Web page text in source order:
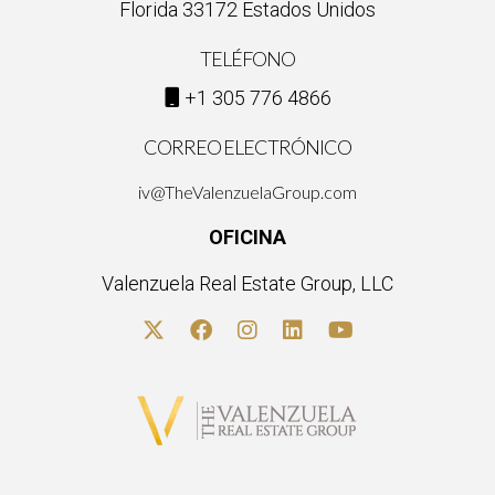
Florida 33172 Estados Unidos
TELÉFONO
+1 305 776 4866
CORREO ELECTRÓNICO
iv@TheValenzuelaGroup.com
OFICINA
Valenzuela Real Estate Group, LLC